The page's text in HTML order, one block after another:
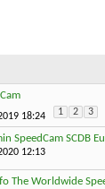
18:24 1 2 3
SpeedCam SCDB
12:13
The Worldwide